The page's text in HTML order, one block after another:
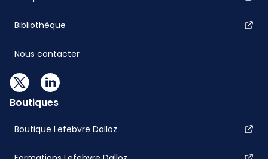
Bibliothèque
Nous contacter
Boutiques
Boutique Lefebvre Dalloz